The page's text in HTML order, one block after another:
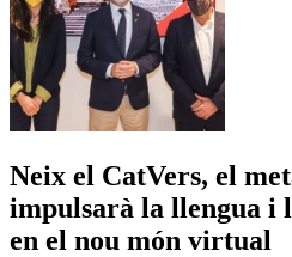
CBCat
Neix el CatVers, el
impulsarà la llengua i
en el nou món virtual